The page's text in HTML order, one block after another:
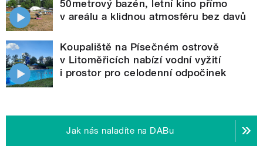
50metrový bazén, letní kino přímo
v areálu a klidnou atmosféru bez davů
Koupaliště na Písečném ostrově
v Litoměřicích nabízí vodní vyžití
i prostor pro celodenní odpočinek
Jak nás naladíte na DABu